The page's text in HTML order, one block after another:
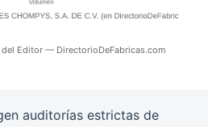
del Editor — DirectorioDeFabricas.com
auditorías estrictas de